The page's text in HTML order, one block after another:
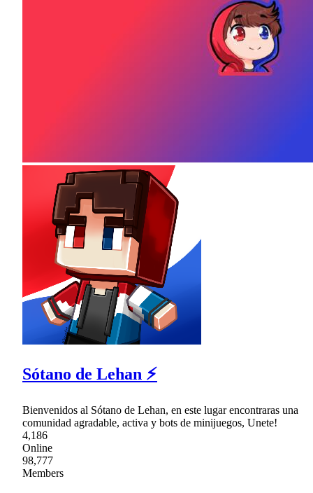
Sótano de Lehan ⚡
Bienvenidos al Sótano de Lehan, en este lugar encontraras una
comunidad agradable, activa y bots de minijuegos, Unete!
4,186
Online
98,777
Members